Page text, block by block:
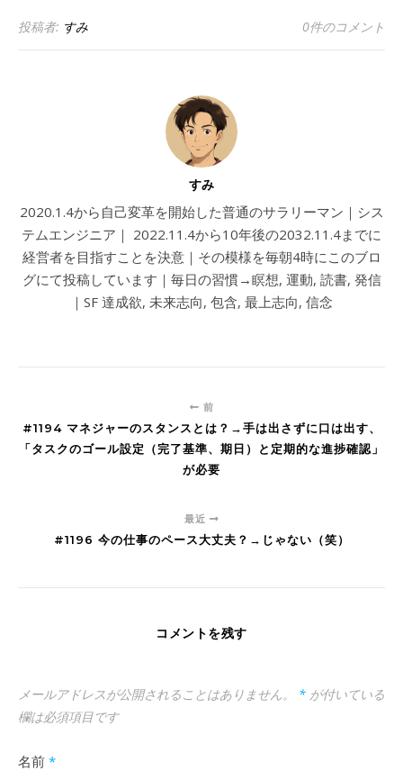
投稿者: すみ 0件のコメント
すみ
2020.1.4から自己変革を開始した普通のサラリーマン｜シス
テムエンジニア｜ 2022.11.4から10年後の2032.11.4までに
経営者を目指すことを決意｜その模様を毎朝4時にこのブロ
グにて投稿しています｜毎日の習慣→瞑想, 運動, 読書, 発信
｜SF 達成欲, 未来志向, 包含, 最上志向, 信念
前
#1194 マネジャーのスタンスとは？→手は出さずに口は出す、
「タスクのゴール設定（完了基準、期日）と定期的な進捗確認」
が必要
最近
#1196 今の仕事のペース大丈夫？→じゃない（笑）
コメントを残す
メールアドレスが公開されることはありません。 * が付いている
欄は必須項目です
名前 *